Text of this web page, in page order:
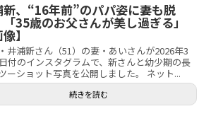
新、“16年前”のパパ姿に妻も脱
35歳のお父さんが美し過ぎる」
】
井浦新さん（51）の妻・あいさんが2026年3
付のインスタグラムで、新さんと幼少期の長
ーショット写真を公開しました。 ネット...
続きを読む